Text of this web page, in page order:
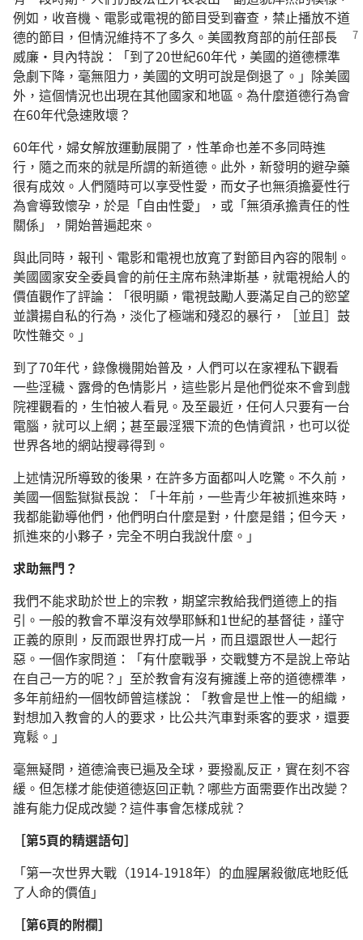
例如，收音機、電影或電視的節目受到審查，禁止播放不道
德的節目，但情況維持不了多久。美國教育部的前任部長
威廉·貝內特說：「到了20世紀60年代，美國的道德標準
急劇下降，毫無阻力，美國的文明可說是倒退了。」除美國
外，這個情況也出現在其他國家和地區。為什麼道德行為會
在60年代急速敗壞？
60年代，婦女解放運動展開了，性革命也差不多同時進
行，隨之而來的就是所謂的新道德。此外，新發明的避孕藥
很有成效。人們隨時可以享受性愛，而女子也無須擔憂性行
為會導致懷孕，於是「自由性愛」，或「無須承擔責任的性
關係」，開始普遍起來。
與此同時，報刊、電影和電視也放寬了對節目內容的限制。
美國國家安全委員會的前任主席布熱津斯基，就電視給人的
價值觀作了評論：「很明顯，電視鼓勵人要滿足自己的慾望
並讚揚自私的行為，淡化了極端和殘忍的暴行，［並且］鼓
吹性雜交。」
到了70年代，錄像機開始普及，人們可以在家裡私下觀看
一些淫穢、露骨的色情影片，這些影片是他們從來不會到戲
院裡觀看的，生怕被人看見。及至最近，任何人只要有一台
電腦，就可以上網；甚至最淫猥下流的色情資訊，也可以從
世界各地的網站搜尋得到。
上述情況所導致的後果，在許多方面都叫人吃驚。不久前，
美國一個監獄獄長說：「十年前，一些青少年被抓進來時，
我都能勸導他們，他們明白什麼是對，什麼是錯；但今天，
抓進來的小夥子，完全不明白我說什麼。」
求助無門？
我們不能求助於世上的宗教，期望宗教給我們道德上的指
引。一般的教會不單沒有效學耶穌和1世紀的基督徒，謹守
正義的原則，反而跟世界打成一片，而且還跟世人一起行
惡。一個作家問道：「有什麼戰爭，交戰雙方不是說上帝站
在自己一方的呢？」至於教會有沒有擁護上帝的道德標準，
多年前紐約一個牧師曾這樣說：「教會是世上惟一的組織，
對想加入教會的人的要求，比公共汽車對乘客的要求，還要
寬鬆。」
毫無疑問，道德淪喪已遍及全球，要撥亂反正，實在刻不容
緩。但怎樣才能使道德返回正軌？哪些方面需要作出改變？
誰有能力促成改變？這件事會怎樣成就？
［第5頁的精選語句］
「第一次世界大戰（1914-1918年）的血腥屠殺徹底地貶低
了人命的價值」
［第6頁的附欄］